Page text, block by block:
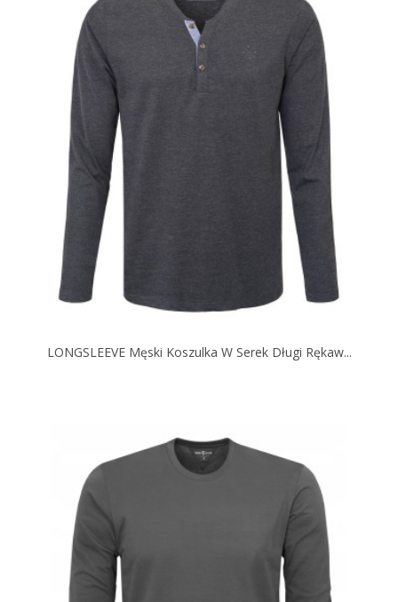
LONGSLEEVE Męski Koszulka W Serek Długi Rękaw...